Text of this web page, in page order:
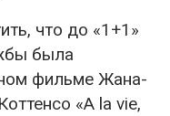
что до «1+1»
была
фильме Жана-
«A la vie,